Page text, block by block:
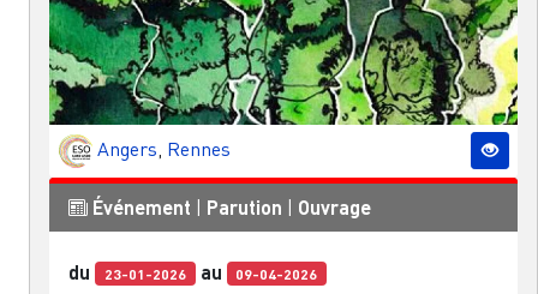
Angers, Rennes
Événement Parution Ouvrage
du 23-01-2026 au 09-04-2026